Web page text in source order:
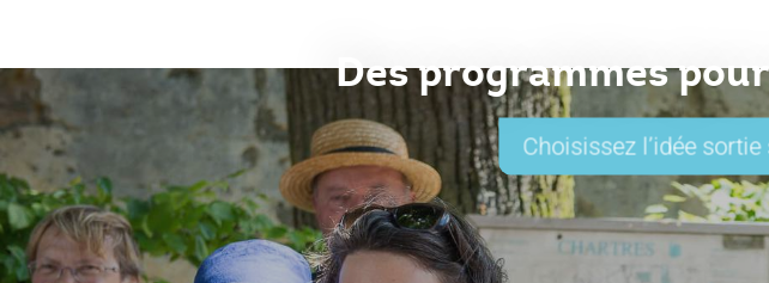
Des programmes
Choisissez l’idée